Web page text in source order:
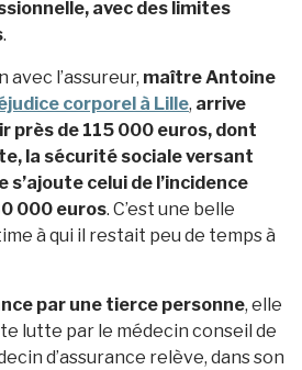
avec des limites
.
avec l’assureur, maître Antoine
corporel à Lille, arrive
près de 115 000 euros, dont
la sécurité sociale versant
s’ajoute celui de l’incidence
000 euros. C’est une belle
à qui il restait peu de temps à
par une tierce personne, elle
lutte par le médecin conseil de
d’assurance relève, dans son